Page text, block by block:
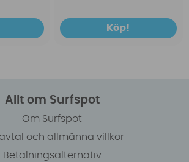
Köp!
Allt om Surfspot
Om Surfspot
och allmänna villkor
Betalningsalternativ